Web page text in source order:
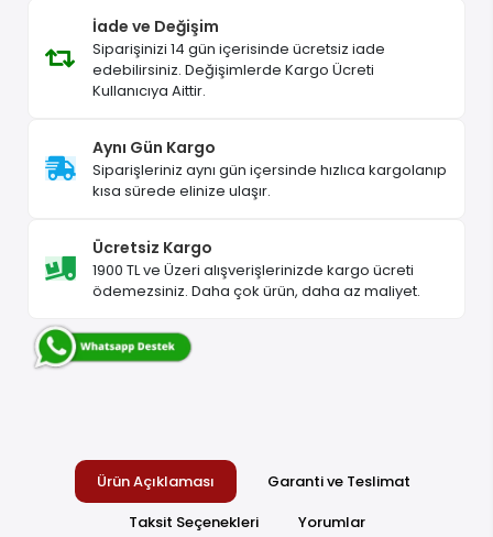
İade ve Değişim
Siparişinizi 14 gün içerisinde ücretsiz iade
edebilirsiniz. Değişimlerde Kargo Ücreti
Kullanıcıya Aittir.
Aynı Gün Kargo
Siparişleriniz aynı gün içersinde hızlıca kargolanıp
kısa sürede elinize ulaşır.
Ücretsiz Kargo
1900 TL ve Üzeri alışverişlerinizde kargo ücreti
ödemezsiniz. Daha çok ürün, daha az maliyet.
Ürün Açıklaması
Garanti ve Teslimat
Taksit Seçenekleri
Yorumlar